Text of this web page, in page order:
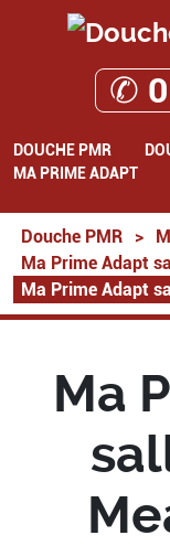
✆
DOUCHE PMR
MA PRIME ADAPT
Douche PMR >
Ma Prime Adapt
Ma Prime Adapt
Ma